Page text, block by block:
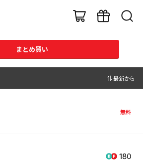
まとめ買い
最新から
無料
180